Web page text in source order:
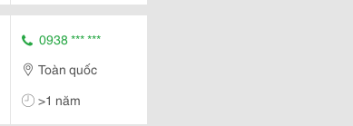
0938 *** ***
Toàn quốc
>1 năm